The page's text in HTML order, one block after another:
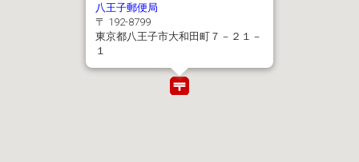
八王子郵便局
〒 192-8799
東京都八王子市大和田町７－２１－
１